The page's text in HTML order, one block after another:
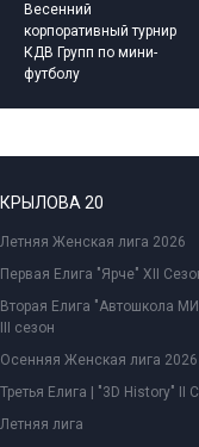
Весенний
корпоративный турнир
КДВ Групп по мини-
футболу
КРЫЛОВА 20
Летняя Женская лига 2026
Первая Елига "Ярче" XII
Вторая Елига "Автошкола
III сезон
Осенняя Женская лига 2026
Третья Елига | "3D History" II
Летняя лига